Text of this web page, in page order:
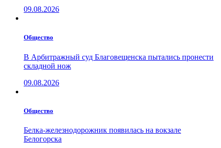
09.08.2026
Общество
В Арбитражный суд Благовещенска пытались пронести
складной нож
09.08.2026
Общество
Белка-железнодорожник появилась на вокзале
Белогорска